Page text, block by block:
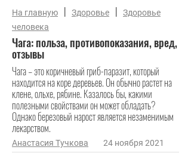
На главную | Здоровье |
Здоровье
человека
Чага: польза, противопоказания, вред,
отзывы
Чага – это коричневый гриб-паразит, который
находится на коре деревьев. Он обычно растет на
клене, ольхе, рябине. Казалось бы, какими
полезными свойствами он может обладать?
Однако березовый нарост является незаменимым
лекарством.
Анастасия Тучкова 24 ноября 2021